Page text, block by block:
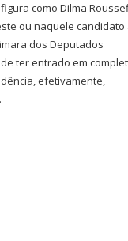
como Dilma
ou naquele candidato
dos Deputados
ter entrado em
efetivamente,